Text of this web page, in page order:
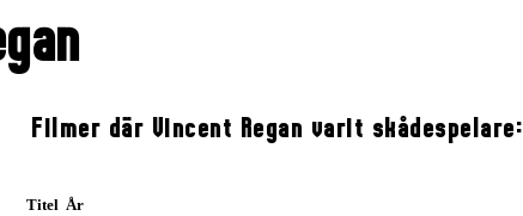
Filmer där Vincent Regan varit skådespelare:
Titel År